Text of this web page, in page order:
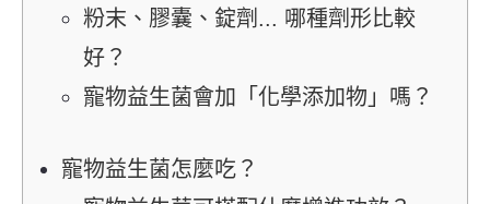
粉末、膠囊、錠劑... 哪種劑形比較
好？
寵物益生菌會加「化學添加物」嗎？
寵物益生菌怎麼吃？